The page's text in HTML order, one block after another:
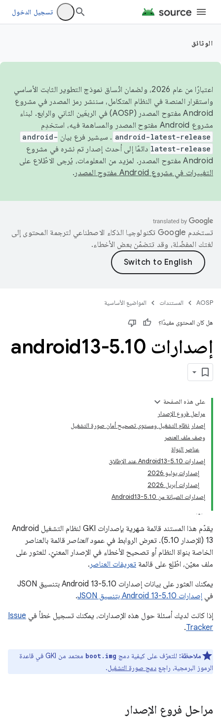
تسجيل الدخول
الوثائق
اعتبارًا من عام 2026، ولضمان اتّساق نموذج التطوير الثابت الأساسي
واستقرار المنصة في النظام المتكامل، سننشر رمز المصدر في مشروع
Android مفتوح المصدر (AOSP) في الربعَين الثاني والرابع. لبناء
مشروع Android مفتوح المصدر والمساهمة فيه، استخدِم
android-latest-release . سيشير فرع بيان android-
latest-release دائمًا إلى أحدث إصدار تم نشره في مشروع
Android مفتوح المصدر. لمزيد من المعلومات، يُرجى الاطّلاع على
التغييرات في مشروع Android مفتوح المصدر
.
تستخدم Google تكنولوجيا الذكاء الاصطناعي لترجمة المحتوى إلى
لغتك المفضّلة، وقد تتضمّن بعض الأخطاء.
AOSP المستندات المواضيع الأساسية
هل كان المحتوى مفيدًا؟
إصدارات android13-5 .10
على هذه الصفحة
مراحل فروع الإصدار
إصدار نظام التشغيل ومستوى تصحيح أمان صورة التشغيل
وصف ملف العنصر
عناصر النواة
إصدارات Android13-5
.10 عند الإطلاق
إصدارات يوليو 2026
إصدارات أبريل 2026
إصدارات الصيانة من Android13-5
.10
يقدّم هذا المستند قائمة شهرية بإصدارات GKI لنظام التشغيل Android
13 (الإصدار 5.10). تعرض الروابط في عمود
العناصر قائمة بالعناصر
الخاصة بنواة النظام أو تصحيح الأخطاء في الإصدار المعنيّ. للعثور على
ملف معيّن، اطّلِع على قائمة تعريفات العناصر .
يمكنك العثور على بيانات إصدارات Android 13-5.10 بتنسيق JSON
في إصدارات Android 13-5.10 بتنسيق JSON
.
إذا كانت لديك أسئلة حول هذه الإصدارات، يمكنك تسجيل خطأ في Issue
Tracker
.
ملاحظة: للتعرّف على كيفية دمج boot.img
معتمد من GKI في قاعدة
الرموز البرمجية، راجِع دمج صورة التشغيل.
مراحل فروع الإصدار